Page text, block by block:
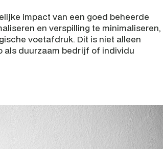
impact van een goed beheerde
en verspilling te minimaliseren,
voetafdruk. Dit is niet alleen
als duurzaam bedrijf of individu